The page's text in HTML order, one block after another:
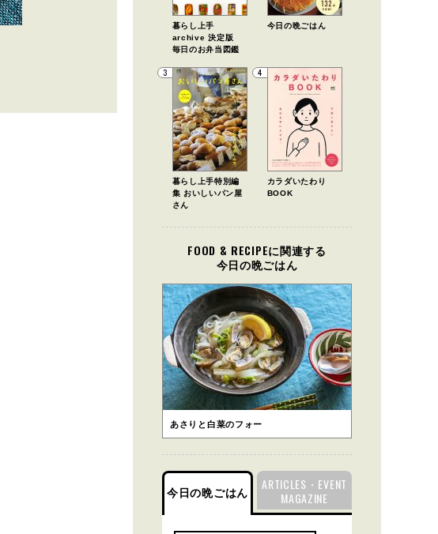
暮らし上手
archive 決定版
毎日のお弁当図鑑
今日の晩ごはん
3
暮らし上手特別編
集 おいしいパン屋
さん
4
カラダいたわり
BOOK
FOOD & RECIPEに関連する
今日の晩ごはん
あさりと白菜のフォー
今日の晩ごはん
ARTICLES・EVENT
MAGAZINE